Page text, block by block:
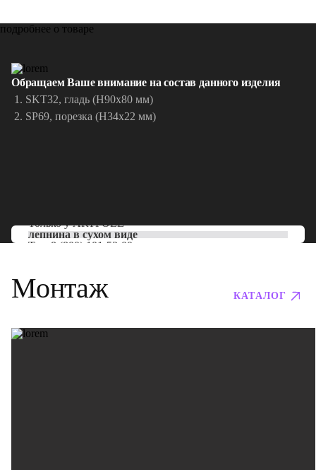
подробнее о товаре
Обращаем Ваше внимание на состав данного изделия
SKT32, гладь (H90x80 мм)
SP69, порезка (H34x22 мм)
Только уARTPOLE
лепнина в сухом виде
Тел: 8 (800) 101-53-00
Монтаж КАТАЛОГ